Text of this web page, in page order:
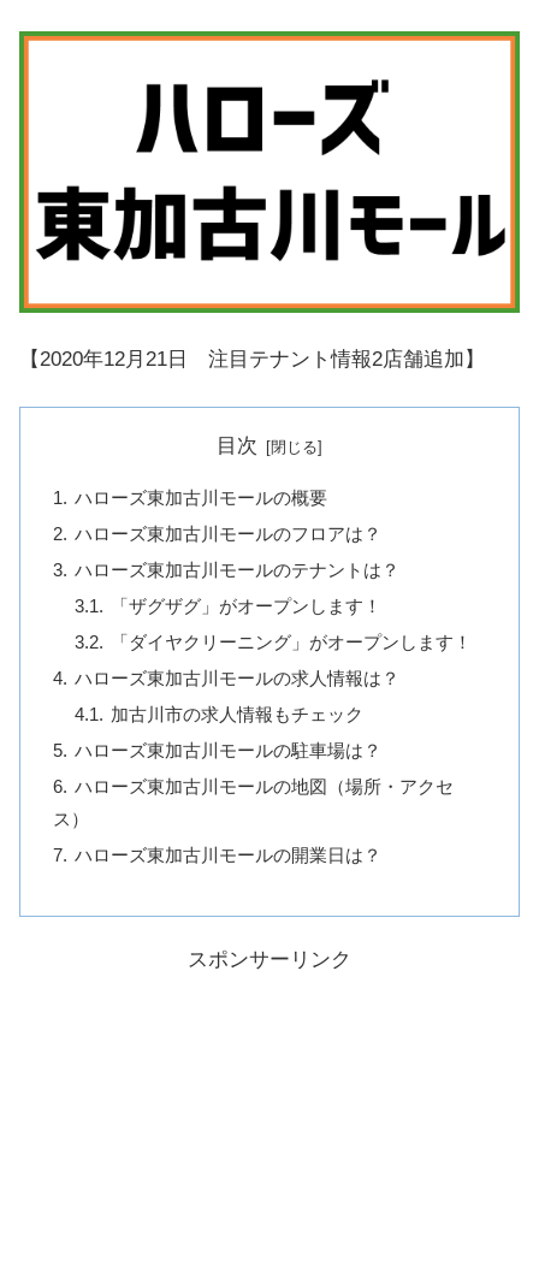
【2020年12月21日 注目テナント情報2店舗追加】
目次
ハローズ東加古川モールの概要
ハローズ東加古川モールのフロアは？
ハローズ東加古川モールのテナントは？
「ザグザグ」がオープンします！
「ダイヤクリーニング」がオープンします！
ハローズ東加古川モールの求人情報は？
加古川市の求人情報もチェック
ハローズ東加古川モールの駐車場は？
ハローズ東加古川モールの地図（場所・アクセ
ス）
ハローズ東加古川モールの開業日は？
スポンサーリンク